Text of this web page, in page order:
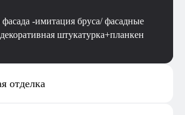
-имитация бруса/ фасадные
штукатурка+планкен
отделка